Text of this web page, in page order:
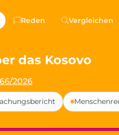
to digital democracy,
Reden Vergleichen
das Kosovo
2026